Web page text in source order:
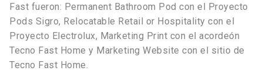
Fast fueron: Permanent Bathroom Pod con el Proyecto
Pods Sigro, Relocatable Retail or Hospitality con el
Proyecto Electrolux, Marketing Print con el acordeón
Tecno Fast Home y Marketing Website con el sitio de
Tecno Fast Home.